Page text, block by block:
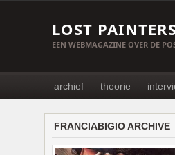
LOST
EEN WEBMAGAZINE OVER DE
archief theorie
FRANCIABIGIO ARCHIVE